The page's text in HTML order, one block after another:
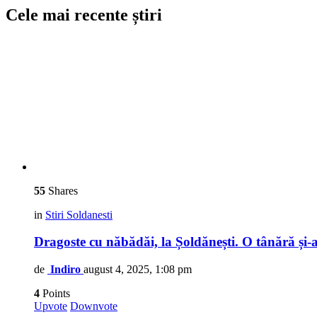
Cele mai recente știri
55 Shares
in Stiri Soldanesti
Dragoste cu năbădăi, la Șoldănești. O tânără
de Indiro august 4, 2025, 1:08 pm
4 Points
Upvote Downvote